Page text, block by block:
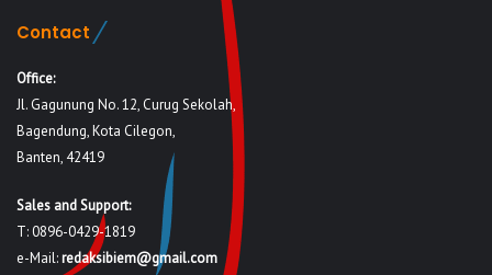
Contact
Office:
Jl. Gagunung No. 12, Curug Sekolah,
Bagendung, Kota Cilegon,
Banten, 42419
Sales and Support:
T: 0896-0429-1819
e-Mail:redaksibiem@gmail.com